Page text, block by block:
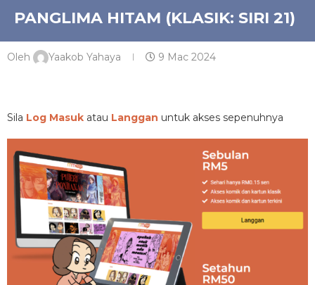
PANGLIMA HITAM (KLASIK: SIRI 21)
Oleh Yaakob Yahaya 9 Mac 2024
Sila Log Masuk atau Langgan untuk akses sepenuhnya